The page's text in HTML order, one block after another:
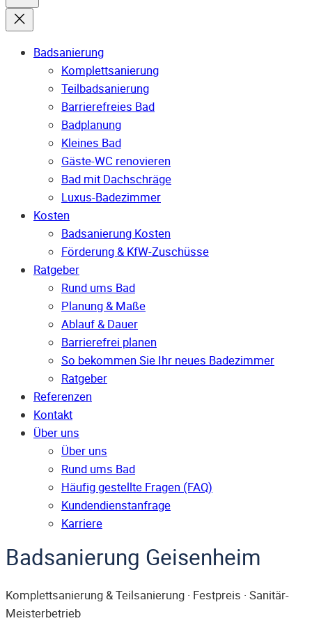
Badsanierung
Komplettsanierung
Teilbadsanierung
Barrierefreies Bad
Badplanung
Kleines Bad
Gäste-WC renovieren
Bad mit Dachschräge
Luxus-Badezimmer
Kosten
Badsanierung Kosten
Förderung & KfW-Zuschüsse
Ratgeber
Rund ums Bad
Planung & Maße
Ablauf & Dauer
Barrierefrei planen
So bekommen Sie Ihr neues Badezimmer
Ratgeber
Referenzen
Kontakt
Über uns
Über uns
Rund ums Bad
Häufig gestellte Fragen (FAQ)
Kunden­dienst­anfrage
Karriere
Badsanierung Geisenheim
Komplettsanierung & Teilsanierung · Festpreis · Sanitär-
Meisterbetrieb